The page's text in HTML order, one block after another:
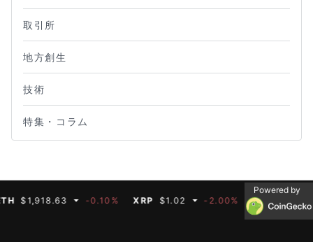
取引所
地方創生
技術
特集・コラム
-0.10% XRP $1.02 -2.00% BNB $592.66
Powered by